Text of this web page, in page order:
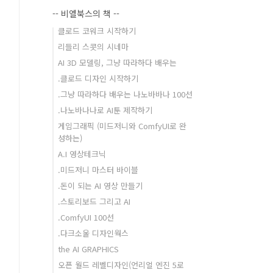
-- 비엘북스의 책 --
클로드 코워크 시작하기
리들리 스콧의 시네마
AI 3D 모델링, 그냥 따라하다 배우는
.클로드 디자인 시작하기
.그냥 따라하다 배우는 나노바바나 100선
.나노바나나로 AI툰 제작하기
게임그래픽 (미드저니와 ComfyUI로 완
성하는)
A.I 영상테크닉
.미드저니 마스터 바이블
.돈이 되는 AI 영상 만들기
.스토리보드 그리고 AI
.ComfyUI 100선
.다크소울 디자인웍스
the AI GRAPHICS
오픈 월드 레벨디자인(언리얼 엔진 5로